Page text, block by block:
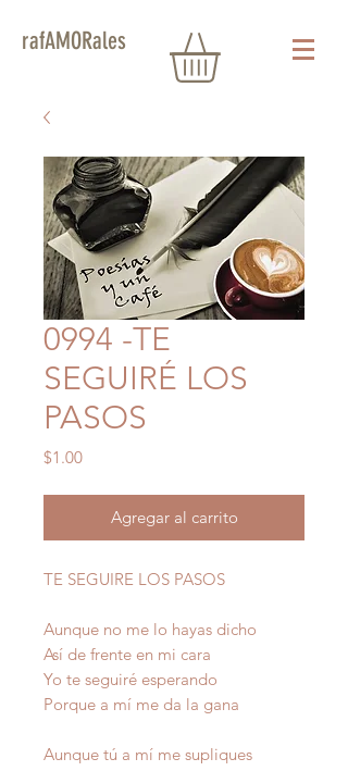
rafAMORales
0994 -TE
SEGUIRÉ LOS
PASOS
$1.00Precio
Agregar al carrito
TE SEGUIRE LOS PASOS
Aunque no me lo hayas dicho
Así de frente en mi cara
Yo te seguiré esperando
Porque a mí me da la gana
Aunque tú a mí me supliques